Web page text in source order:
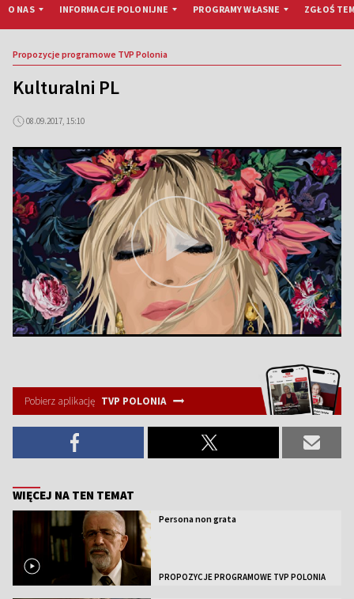
O NAS INFORMACJE POLONIJNE PROGRAMY WŁASNE ZGŁOŚ
Propozycje programowe TVP Polonia
Kulturalni PL
08.09.2017, 15:10
Pobierz aplikację TVP POLONIA
WIĘCEJ NA TEN TEMAT
Persona non grata
PROPOZYCJE PROGRAMOWE TVP POLONIA